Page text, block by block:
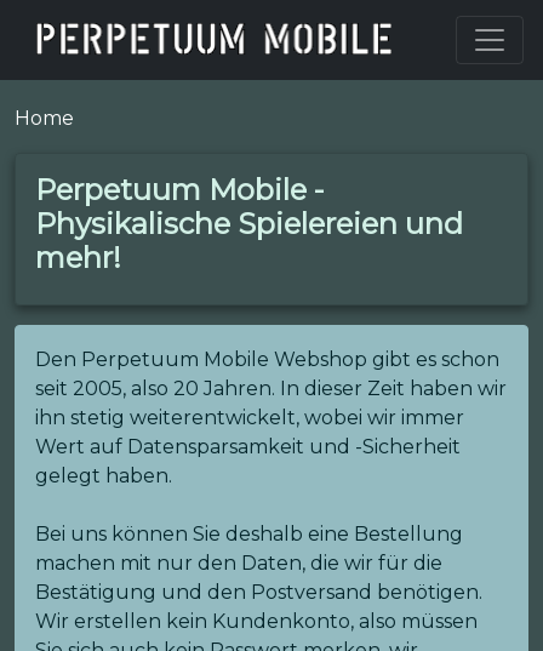
Home
Perpetuum Mobile -
Physikalische Spielereien und
mehr!
Den Perpetuum Mobile Webshop gibt es schon
seit 2005, also 20 Jahren. In dieser Zeit haben wir
ihn stetig weiterentwickelt, wobei wir immer
Wert auf Datensparsamkeit und -Sicherheit
gelegt haben.
Bei uns können Sie deshalb eine Bestellung
machen mit nur den Daten, die wir für die
Bestätigung und den Postversand benötigen.
Wir erstellen kein Kundenkonto, also müssen